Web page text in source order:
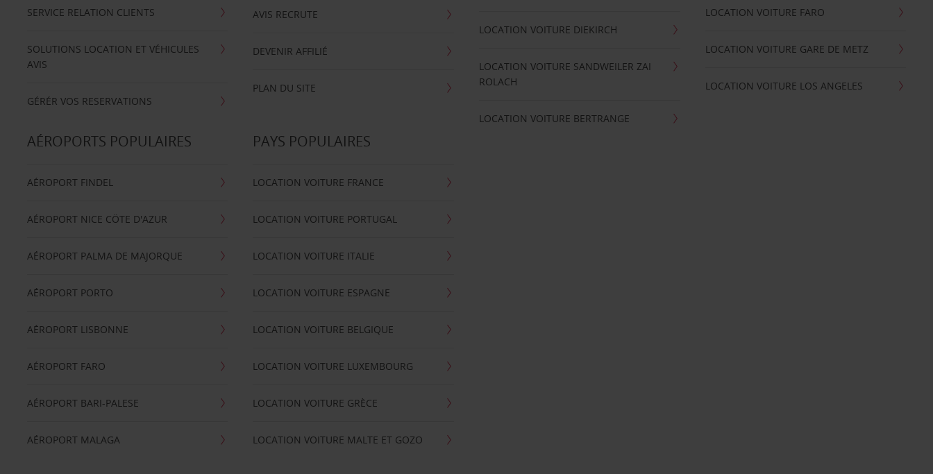
SERVICE RELATION CLIENTS
SOLUTIONS LOCATION ET VÉHICULES
AVIS
GÉRÉR VOS RESERVATIONS
AVIS RECRUTE
DEVENIR AFFILIÉ
PLAN DU SITE
LOCATION VOITURE DIEKIRCH
LOCATION VOITURE SANDWEILER ZAI
ROLACH
LOCATION VOITURE BERTRANGE
LOCATION VOITURE FARO
LOCATION VOITURE GARE DE METZ
LOCATION VOITURE LOS ANGELES
AÉROPORTS POPULAIRES
AÉROPORT FINDEL
AÉROPORT NICE CÖTE D'AZUR
AÉROPORT PALMA DE MAJORQUE
AÉROPORT PORTO
AÉROPORT LISBONNE
AÉROPORT FARO
AÉROPORT BARI-PALESE
AÉROPORT MALAGA
PAYS POPULAIRES
LOCATION VOITURE FRANCE
LOCATION VOITURE PORTUGAL
LOCATION VOITURE ITALIE
LOCATION VOITURE ESPAGNE
LOCATION VOITURE BELGIQUE
LOCATION VOITURE LUXEMBOURG
LOCATION VOITURE GRÈCE
LOCATION VOITURE MALTE ET GOZO